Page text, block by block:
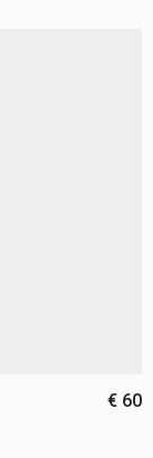
€ 60